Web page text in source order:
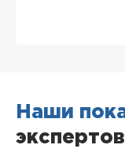
Наши
экспертов